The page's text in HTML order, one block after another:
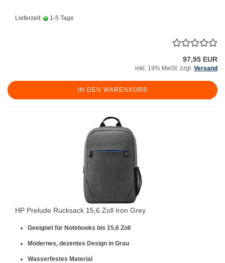
Lieferzeit: 1-5 Tage
97,95 EUR
inkl. 19% MwSt. zzgl. Versand
IN DEN WARENKORB
HP Prelude Rucksack 15,6 Zoll Iron Grey
Geeignet für Notebooks bis 15,6 Zoll
Modernes, dezentes Design in Grau
Wasserfestes Material